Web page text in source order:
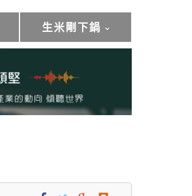
生米剛下鍋